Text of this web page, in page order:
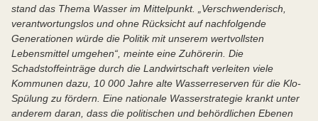
stand das Thema Wasser im Mittelpunkt. „Verschwenderisch,
verantwortungslos und ohne Rücksicht auf nachfolgende
Generationen würde die Politik mit unserem wertvollsten
Lebensmittel umgehen“, meinte eine Zuhörerin. Die
Schadstoffeinträge durch die Landwirtschaft verleiten viele
Kommunen dazu, 10 000 Jahre alte Wasserreserven für die Klo-
Spülung zu fördern. Eine nationale Wasserstrategie krankt unter
anderem daran, dass die politischen und behördlichen Ebenen